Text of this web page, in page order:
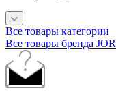
Все товары категории
Все товары бренда